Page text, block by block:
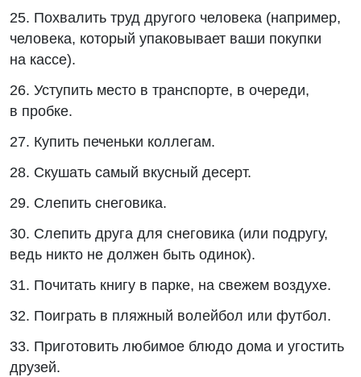
25. Похвалить труд другого человека (например,
человека, который упаковывает ваши покупки
на кассе).
26. Уступить место в транспорте, в очереди,
в пробке.
27. Купить печеньки коллегам.
28. Скушать самый вкусный десерт.
29. Слепить снеговика.
30. Слепить друга для снеговика (или подругу,
ведь никто не должен быть одинок).
31. Почитать книгу в парке, на свежем воздухе.
32. Поиграть в пляжный волейбол или футбол.
33. Приготовить любимое блюдо дома и угостить
друзей.